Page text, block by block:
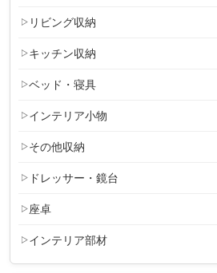
リビング収納
キッチン収納
ベッド・寝具
インテリア小物
その他収納
ドレッサー・鏡台
座卓
インテリア部材